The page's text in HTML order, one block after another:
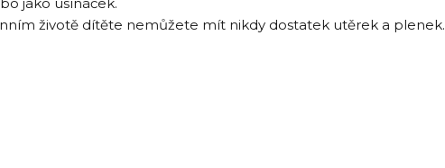
životě dítěte nemůžete mít nikdy dostatek utěrek a plenek.